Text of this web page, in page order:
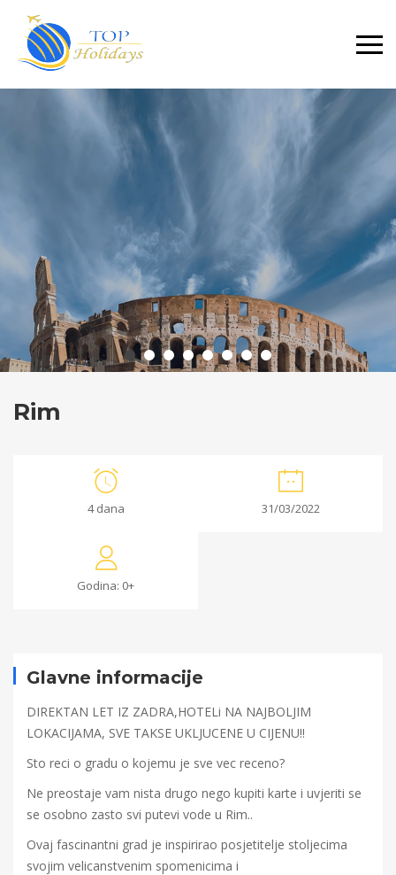
Primary
Menu
Rim
4 dana 31/03/2022
Godina: 0+
Glavne informacije
DIREKTAN LET IZ ZADRA,HOTELi NA NAJBOLJIM
LOKACIJAMA, SVE TAKSE UKLJUCENE U CIJENU!!
Sto reci o gradu o kojemu je sve vec receno?
Ne preostaje vam nista drugo nego kupiti karte i uvjeriti se
se osobno zasto svi putevi vode u Rim..
Ovaj fascinantni grad je inspirirao posjetitelje stoljecima
svojim velicanstvenim spomenicima i